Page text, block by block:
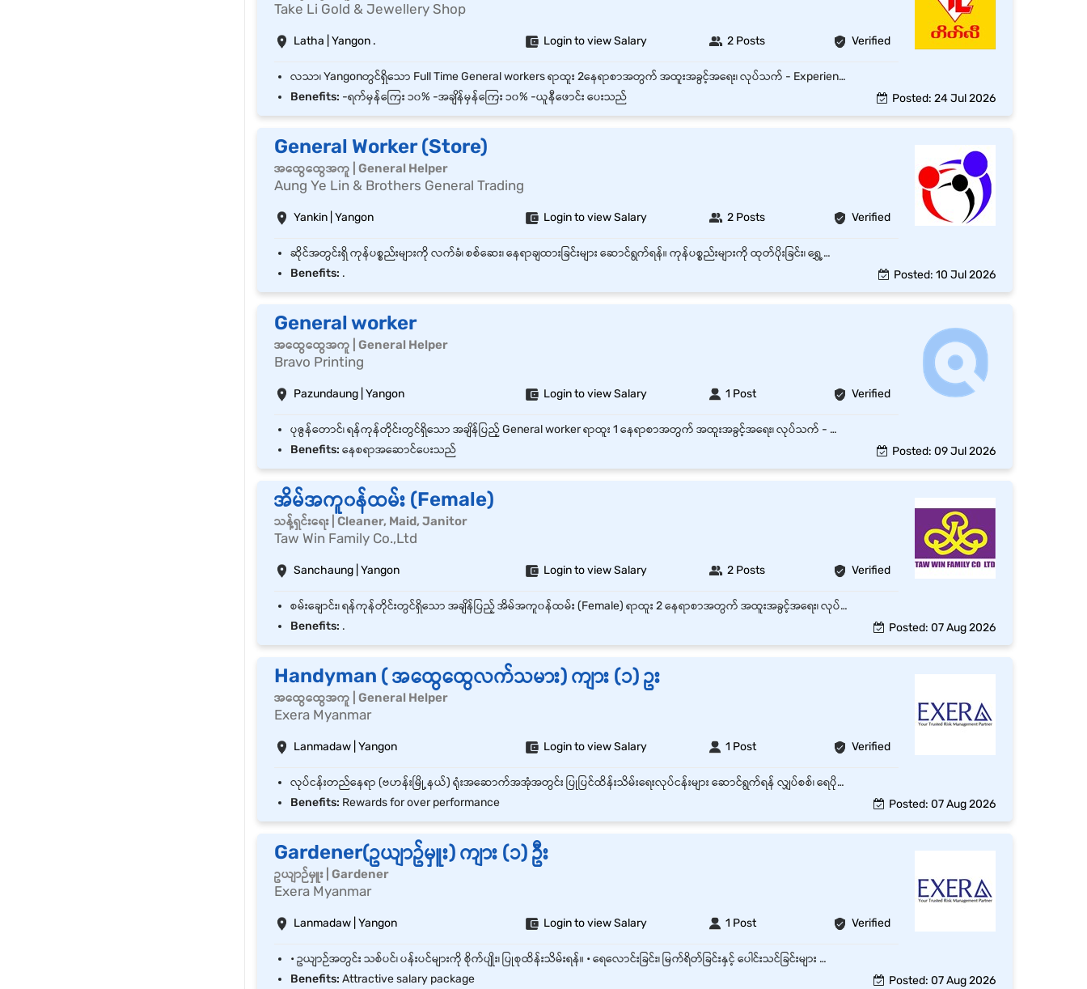
Take Li Gold & Jewellery Shop
Latha | Yangon . Login to view Salary 2 Posts Verified
လသာ၊ Yangonတွင်ရှိသော Full Time General workers ရာထူး 2နေရာစာအတွက် အထူးအခွင့်အရေး၊ လုပ်သက် - Experienced Non-Manager နှင့် Monthly လစာကောင်းကောင်းပေးမည်။ ပစ္စည်းများကို သယ်ယူခြင်း၊ စီစဉ်ခြင်း၊ တင်ချခြင်းနှင့် သိမ်းဆည်းခြင်း။ အဖွဲ့ဝင်များနှင့် ပူးပေါင်းလုပ်ကိုင်ပြီး သတ်မှတ်ထားသော လုပ်ငန်းရည်မှန်းချက်များကို ပြည့်မီစေရန် ဆောင်ရွက်ရန်။ အခြားတာဝန်များကို လိုအပ်သလို ကြီးကြပ်သူ၏ ညွှန်ကြားချက်အရ ဆောင်ရွက်ရန်။
Benefits: -ရက်မှန်ကြေး ၁၀% -အချိန်မှန်ကြေး ၁၀% -ယူနီဖောင်း ပေးသည် Posted: 24 Jul 2026
General Worker (Store)
အထွေထွေအကူ | General Helper
Aung Ye Lin & Brothers General Trading
Yankin | Yangon Login to view Salary 2 Posts Verified
ဆိုင်အတွင်းရှိ ကုန်ပစ္စည်းများကို လက်ခံ၊ စစ်ဆေး၊ နေရာချထားခြင်းများ ဆောင်ရွက်ရန်။ ကုန်ပစ္စည်းများကို ထုတ်ပိုးခြင်း၊ ရွှေ့ပြောင်းခြင်းနှင့် စီစဉ်တကျ သိမ်းဆည်းရန်။ စင်ပေါ်ရှိ ကုန်ပစ္စည်းများကို အစီအစဉ်တကျ ဖြည့်တင်းပြီး သန့်ရှင်းသပ်ရပ်စွာ ထားရှိရန်။ Stock အရေအတွက်များကို စစ်ဆေးရာတွင် ကူညီဆောင်ရွက်ရန်။ ဆိုင်နှင့် ဂိုဒေါင်အတွင်း သန့်ရှင်းရေးနှင့် စနစ်တကျ ထိန်းသိမ်းရန်။ Customer များ လိုအပ်သောအခါ အခြေခံအကူအညီပေးရန်။ ပစ္စည်းတင်/ချခြင်းနှင့် လိုအပ်သော အထွေထွေလုပ်ငန်းများကို ဆောင်ရွက်ရန်။ Supervisor (သို့) Store Manager မှ တာဝန်ပေးအပ်သော အခြားလုပ်ငန်းတာဝန်များကို ဆောင်ရွက်ရန်။
Benefits: . Posted: 10 Jul 2026
General worker
အထွေထွေအကူ | General Helper
Bravo Printing
Pazundaung | Yangon Login to view Salary 1 Post Verified
ပုဇွန်တောင်၊ ရန်ကုန်တိုင်းတွင်ရှိသော အချိန်ပြည့် General worker ရာထူး 1 နေရာစာအတွက် အထူးအခွင့်အရေး၊ လုပ်သက် - အတွေ့အကြုံမရှိ နှင့် လစဉ် လစာကောင်းကောင်းပေးမည်။
Benefits: နေစရာအဆောင်ပေးသည် Posted: 09 Jul 2026
အိမ်အကူ၀န်ထမ်း (Female)
သန့်ရှင်းရေး | Cleaner, Maid, Janitor
Taw Win Family Co.,Ltd
Sanchaung | Yangon Login to view Salary 2 Posts Verified
စမ်းချောင်း၊ ရန်ကုန်တိုင်းတွင်ရှိသော အချိန်ပြည့် အိမ်အကူ၀န်ထမ်း (Female) ရာထူး 2 နေရာစာအတွက် အထူးအခွင့်အရေး၊ လုပ်သက် - အတွေ့အကြုံမရှိ နှင့် လစဉ် လစာကောင်းကောင်းပေးမည်။
Benefits: . Posted: 07 Aug 2026
Handyman ( အထွေထွေလက်သမား) ကျား (၁) ဥး
အထွေထွေအကူ | General Helper
Exera Myanmar
Lanmadaw | Yangon Login to view Salary 1 Post Verified
လုပ်ငန်းတည်နေရာ (ဗဟန်းမြို့နယ်) ရုံးအဆောက်အအုံအတွင်း ပြုပြင်ထိန်းသိမ်းရေးလုပ်ငန်းများ ဆောင်ရွက်ရန် လျှပ်စစ်၊ ရေပိုက်နှင့် အသေးစားပြုပြင်ရေးလုပ်ငန်းများ ဆောင်ရွက်နိုင်ရမည် လိုအပ်သော Maintenance လုပ်ငန်းများကို တာဝန်ယူဆောင်ရွက်ရမည်
Benefits: Rewards for over performance Posted: 07 Aug 2026
Gardener(ဥယျာဥ်မှူး) ကျား (၁) ဦး
ဥယျာဉ်မှူး | Gardener
Exera Myanmar
Lanmadaw | Yangon Login to view Salary 1 Post Verified
• ဥယျာဉ်အတွင်း သစ်ပင်၊ ပန်းပင်များကို စိုက်ပျိုး၊ ပြုစုထိန်းသိမ်းရန်။ • ရေလောင်းခြင်း၊ မြက်ရိတ်ခြင်းနှင့် ပေါင်းသင်ခြင်းများ ဆောင်ရွက်ရန်။ • ဥယျာဉ်သန့်ရှင်းရေးနှင့် အပင်များကို စနစ်တကျ ထိန်းသိမ်းရန်။
Benefits: Attractive salary package Posted: 07 Aug 2026